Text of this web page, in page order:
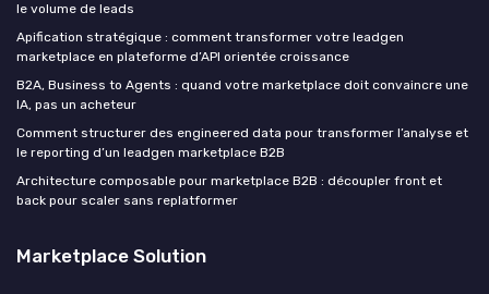
le volume de leads
Apification stratégique : comment transformer votre leadgen
marketplace en plateforme d’API orientée croissance
B2A, Business to Agents : quand votre marketplace doit convaincre une
IA, pas un acheteur
Comment structurer des engineered data pour transformer l’analyse et
le reporting d’un leadgen marketplace B2B
Architecture composable pour marketplace B2B : découpler front et
back pour scaler sans replatformer
Marketplace Solution